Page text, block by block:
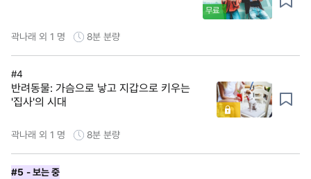
무료
곽나래 외 1 명 8분 분량
#4
반려동물: 가슴으로 낳고 지갑으로 키우는
'집사'의 시대
곽나래 외 1 명 8분 분량
#5 - 보는 중